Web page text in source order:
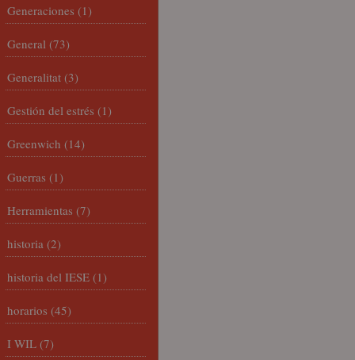
Generaciones (1)
General (73)
Generalitat (3)
Gestión del estrés (1)
Greenwich (14)
Guerras (1)
Herramientas (7)
historia (2)
historia del IESE (1)
horarios (45)
I WIL (7)